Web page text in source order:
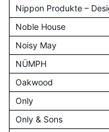
Nippon Produkte –
Noble House
Noisy May
NÜMPH
Oakwood
Only
Only & Sons